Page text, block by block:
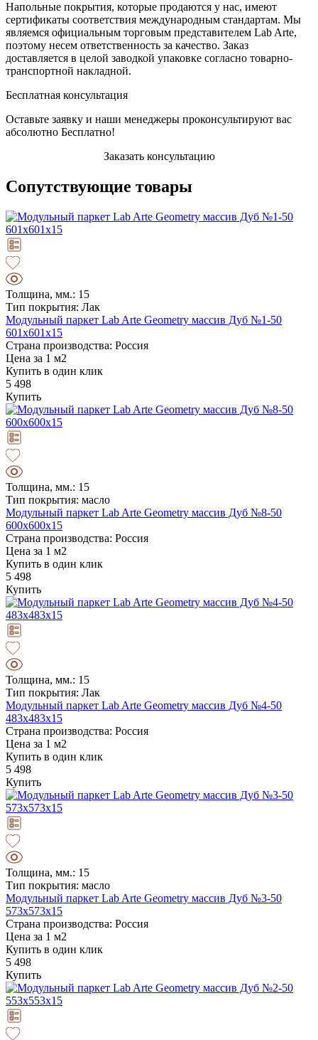
Напольные покрытия, которые продаются у нас, имеют
сертификаты соответствия международным стандартам. Мы
являемся официальным торговым представителем Lab Arte,
поэтому несем ответственность за качество. Заказ
доставляется в целой заводкой упаковке согласно товарно-
транспортной накладной.
Бесплатная консультация
Оставьте заявку и наши менеджеры проконсультируют вас
абсолютно Бесплатно!
Заказать консультацию
Сопутствующие товары
Толщина, мм.: 15
Тип покрытия: Лак
Модульный паркет Lab Arte Geometry массив Дуб №1-50
601х601х15
Страна производства: Россия
Цена за 1 м2
Купить в один клик
5 498
Купить
Толщина, мм.: 15
Тип покрытия: масло
Модульный паркет Lab Arte Geometry массив Дуб №8-50
600х600х15
Страна производства: Россия
Цена за 1 м2
Купить в один клик
5 498
Купить
Толщина, мм.: 15
Тип покрытия: Лак
Модульный паркет Lab Arte Geometry массив Дуб №4-50
483х483х15
Страна производства: Россия
Цена за 1 м2
Купить в один клик
5 498
Купить
Толщина, мм.: 15
Тип покрытия: масло
Модульный паркет Lab Arte Geometry массив Дуб №3-50
573х573х15
Страна производства: Россия
Цена за 1 м2
Купить в один клик
5 498
Купить